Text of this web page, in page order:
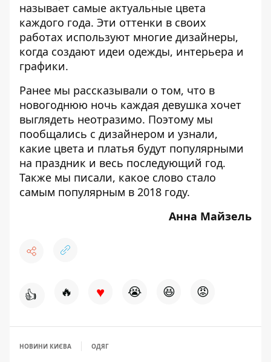
называет самые актуальные цвета
каждого года. Эти оттенки в своих
работах используют многие дизайнеры,
когда создают идеи одежды, интерьера и
графики.
Ранее мы рассказывали о том, что в
новогоднюю ночь каждая девушка хочет
выглядеть неотразимо. Поэтому мы
пообщались с дизайнером и узнали,
какие цвета и платья будут популярными
на праздник и весь последующий год.
Также мы писали, какое слово стало
самым популярным в 2018 году.
Анна Майзель
👍 🔥 ♥ 😭 😆 😡
НОВИНИ КИЄВА ОДЯГ